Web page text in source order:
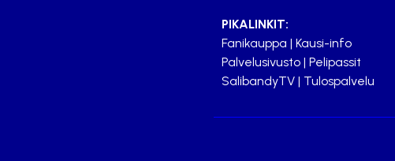
PIKALINKIT:
Fanikauppa | Kausi-info
Palvelusivusto | Pelipassit
SalibandyTV | Tulospalvelu